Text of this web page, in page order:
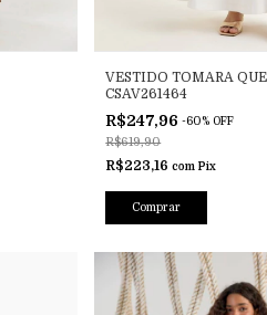
VESTIDO TOMARA
CSAV261464
R$247,96-60% OFF
R$619,90
R$223,16com Pix
Comprar